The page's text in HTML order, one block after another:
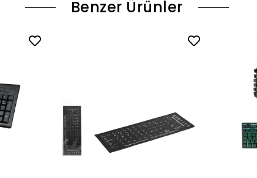
Benzer Ürünler